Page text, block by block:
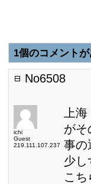
1個のコメント
No6508
ichi
Guest
219.111.107.237
上
がそ
事の
少し
こ